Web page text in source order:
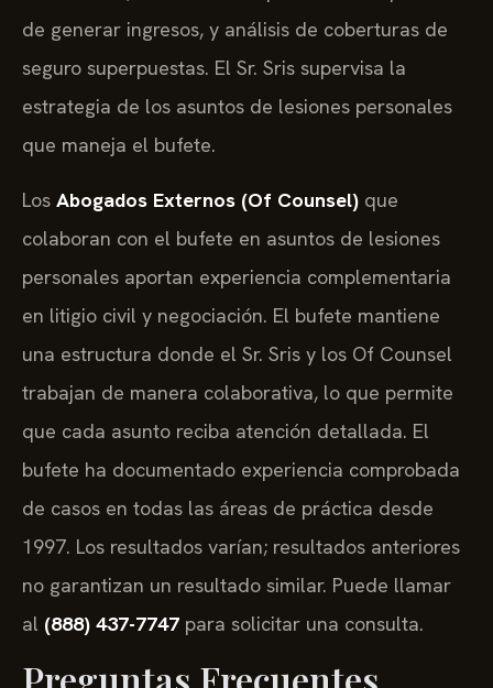
de generar ingresos, y análisis de coberturas de
seguro superpuestas. El Sr. Sris supervisa la
estrategia de los asuntos de lesiones personales
que maneja el bufete.
Los Abogados Externos (Of Counsel) que
colaboran con el bufete en asuntos de lesiones
personales aportan experiencia complementaria
en litigio civil y negociación. El bufete mantiene
una estructura donde el Sr. Sris y los Of Counsel
trabajan de manera colaborativa, lo que permite
que cada asunto reciba atención detallada. El
bufete ha documentado experiencia comprobada
de casos en todas las áreas de práctica desde
1997. Los resultados varían; resultados anteriores
no garantizan un resultado similar. Puede llamar
al (888) 437-7747 para solicitar una consulta.